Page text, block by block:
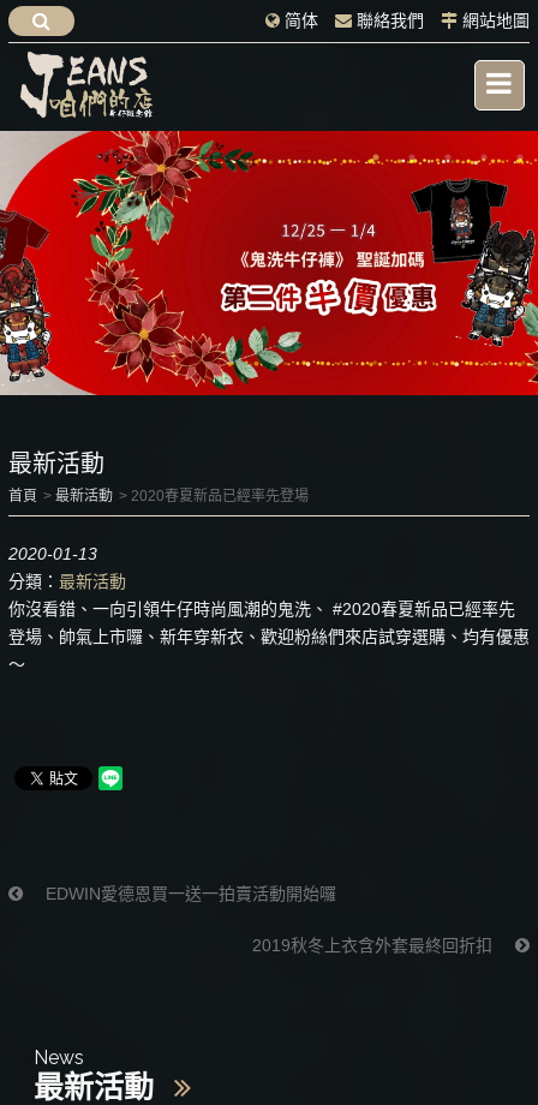
简体 聯絡我們 網站地圖
最新活動
首頁 最新活動 2020春夏新品已經率先登場
2020-01-13
分類： 最新活動
你沒看錯、一向引領牛仔時尚風潮的鬼洗、 #2020春夏新品已經率先
登場、帥氣上市囉、新年穿新衣、歡迎粉絲們來店試穿選購、均有優惠
～
EDWIN愛德恩買一送一拍賣活動開始囉
2019秋冬上衣含外套最終回折扣
News
最新活動